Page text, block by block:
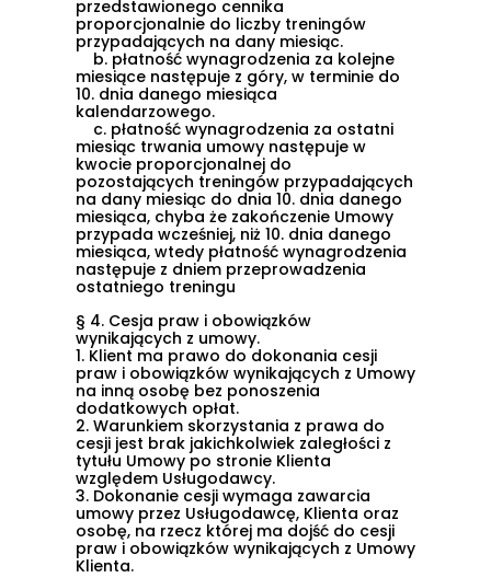
przedstawionego cennika
proporcjonalnie do liczby treningów
przypadających na dany miesiąc.
b. płatność wynagrodzenia za kolejne
miesiące następuje z góry, w terminie do
10. dnia danego miesiąca
kalendarzowego.
c. płatność wynagrodzenia za ostatni
miesiąc trwania umowy następuje w
kwocie proporcjonalnej do
pozostających treningów przypadających
na dany miesiąc do dnia 10. dnia danego
miesiąca, chyba że zakończenie Umowy
przypada wcześniej, niż 10. dnia danego
miesiąca, wtedy płatność wynagrodzenia
następuje z dniem przeprowadzenia
ostatniego treningu
§ 4. Cesja praw i obowiązków
wynikających z umowy.
1. Klient ma prawo do dokonania cesji
praw i obowiązków wynikających z Umowy
na inną osobę bez ponoszenia
dodatkowych opłat.
2. Warunkiem skorzystania z prawa do
cesji jest brak jakichkolwiek zaległości z
tytułu Umowy po stronie Klienta
względem Usługodawcy.
3. Dokonanie cesji wymaga zawarcia
umowy przez Usługodawcę, Klienta oraz
osobę, na rzecz której ma dojść do cesji
praw i obowiązków wynikających z Umowy
Klienta.